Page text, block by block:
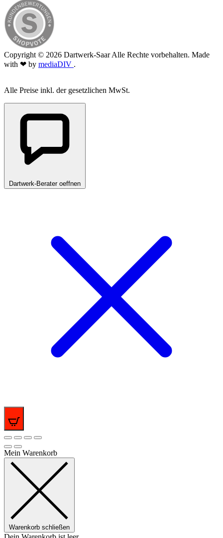
Copyright © 2026 Dartwerk-Saar Alle Rechte vorbehalten. Made
with ❤ by mediaDIV .
Alle Preise inkl. der gesetzlichen MwSt.
Dartwerk-Berater oeffnen
Mein Warenkorb
Warenkorb schließen